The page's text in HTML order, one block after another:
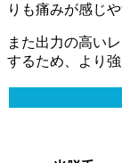
りも痛みが感じ
また出力の高い
するため、より